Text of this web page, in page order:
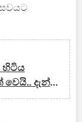
වෙයි.. දැන්ම